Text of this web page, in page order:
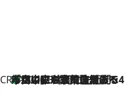
CREA'S CHOICE
2026.8.7
「立川にも歌舞伎があるんだよ」 片岡仁左衛門・市川中車ら豪華座組みで4年目の立川立飛歌舞伎へ